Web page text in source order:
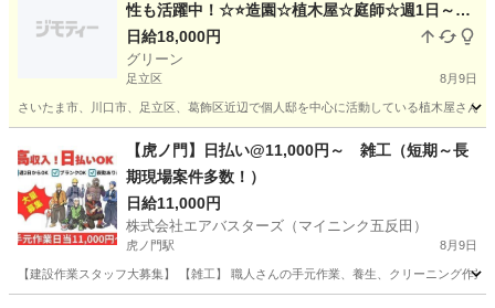
性も活躍中！☆⭐造園☆植木屋☆庭師☆週1日～、
土日だけでも大歓迎！未経験も少数可☆性別、年
齢不問☆色々な働き方ができるのが魅力的です！
日給18,000円
グリーン
足立区 8月9日
さいたま市、川口市、足立区、葛飾区近辺で個人邸を中心に活動している植木屋さん
その他 東京 その他 庭師
【虎ノ門】日払い@11,000円～ 雑工（短期～長
期現場案件多数！）
日給11,000円
株式会社エアバスターズ（マイニンク五反田）
虎ノ門駅 8月9日
【建設作業スタッフ大募集】 【雑工】 職人さんの手元作業、養生、クリーニング